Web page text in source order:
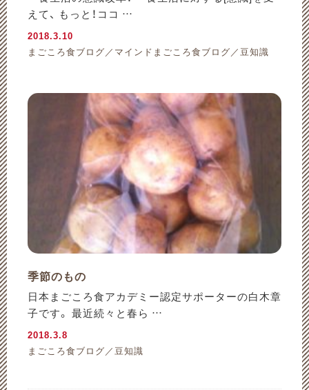
えて、 もっと！ココ …
2018.3.10
まごころ食ブログ／マインドまごころ食ブログ／豆知識
季節のもの
日本まごころ食アカデミー認定サポーターの白木章
子です。 最近続々と春ら …
2018.3.8
まごころ食ブログ／豆知識